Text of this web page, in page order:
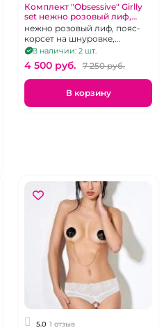
Комплект "Obsessive" Girlly
set нежно розовый лиф,
пояс-корсет, трусики, XXL
нежно розовый лиф, пояс-
корсет на шнуровке,
трусики, р 48-52, XXL
В наличии: 2 шт.
4 500 pуб. 7 250 pуб.
В корзину
5.0 1 отзыв